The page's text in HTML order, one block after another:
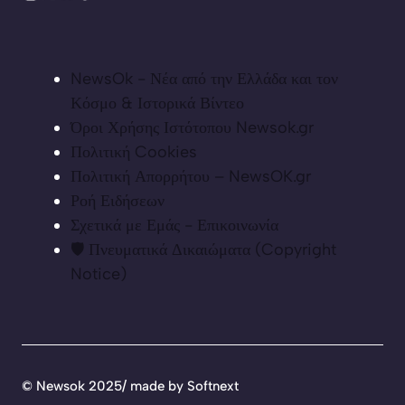
NewsOk - Νέα από την Ελλάδα και τον
Κόσμο & Ιστορικά Βίντεο
Όροι Χρήσης Ιστότοπου Newsok.gr
Πολιτική Cookies
Πολιτική Απορρήτου – NewsOK.gr
Ροή Ειδήσεων
Σχετικά με Εμάς - Επικοινωνία
🛡️ Πνευματικά Δικαιώματα (Copyright
Notice)
© Newsok 2025/ made by Softnext